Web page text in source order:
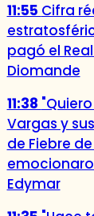
11:55 Cifra
pagó el
Diomande
11:38
Vargas y
de Fiebre
Edymar